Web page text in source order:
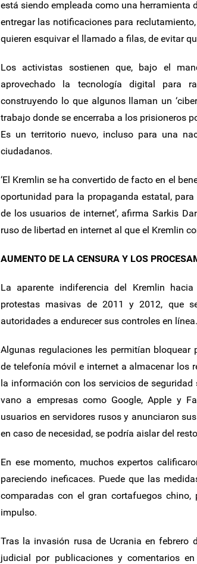
está siendo empleada como una
entregar las notificaciones para
quieren esquivar el llamado a filas, de evitar
Los activistas sostienen que, bajo el
aprovechado la tecnología digital para
construyendo lo que algunos llaman un
trabajo donde se encerraba a los prisioneros
Es un territorio nuevo, incluso para una
ciudadanos.
‘El Kremlin se ha convertido de facto en el
oportunidad para la propaganda estatal,
de los usuarios de internet’, afirma Sarkis
ruso de libertad en internet al que el Kremlin
AUMENTO DE LA CENSURA Y LOS
La aparente indiferencia del Kremlin
protestas masivas de 2011 y 2012, que
autoridades a endurecer sus controles en línea.
Algunas regulaciones les permitían
de telefonía móvil e internet a almacenar los
la información con los servicios de
vano a empresas como Google, Apple y
usuarios en servidores rusos y anunciaron
en caso de necesidad, se podría aislar del
En ese momento, muchos expertos
pareciendo ineficaces. Puede que las
comparadas con el gran cortafuegos
impulso.
Tras la invasión rusa de Ucrania en febrero
judicial por publicaciones y comentarios